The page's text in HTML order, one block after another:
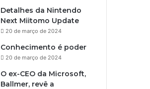
Detalhes da Nintendo
Next Miitomo Update
20 de março de 2024
Conhecimento é poder
20 de março de 2024
O ex-CEO da Microsoft,
Ballmer, revê a